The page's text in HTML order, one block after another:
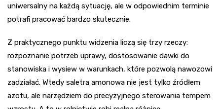
uniwersalny na każdą sytuację, ale w odpowiednim terminie
potrafi pracować bardzo skutecznie.
Z praktycznego punktu widzenia liczą się trzy rzeczy:
rozpoznanie potrzeb uprawy, dostosowanie dawki do
stanowiska i wysiew w warunkach, które pozwolą nawozowi
zadziałać. Wtedy saletra amonowa nie jest tylko źródłem
azotu, ale narzędziem do precyzyjnego sterowania tempem